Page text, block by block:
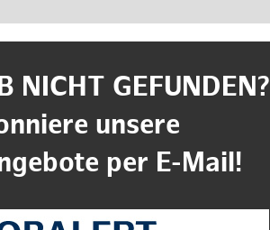
NICHT GEFUNDEN?
unsere
per E-Mail!